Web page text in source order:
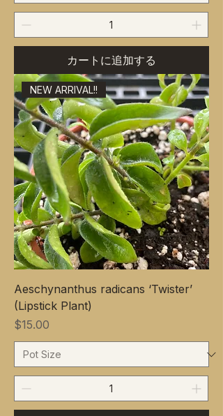
カートに追加する
NEW ARRIVAL!!
Aeschynanthus radicans ‘Twister’
(Lipstick Plant)
価格
$15.00